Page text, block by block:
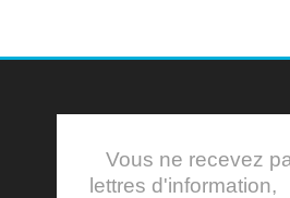
Vous ne recevez
lettres d'information,